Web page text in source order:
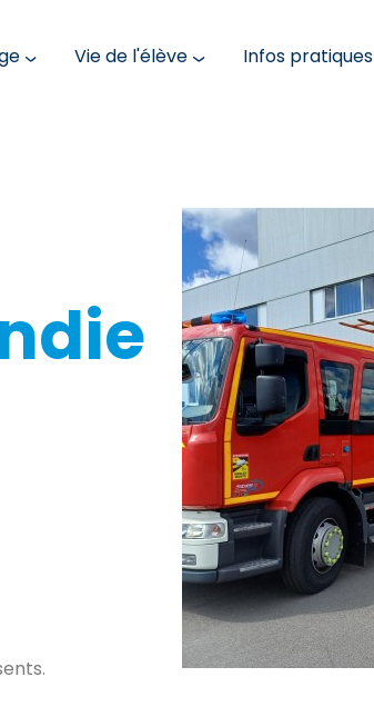
Vie de l'élève Infos pratiques